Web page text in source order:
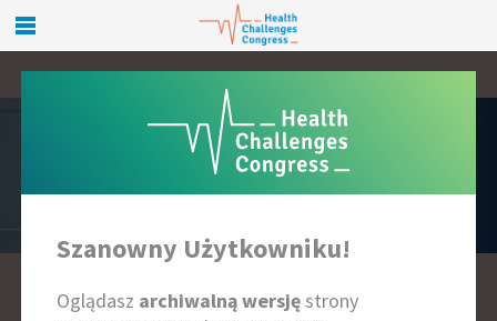
PRELEGENCI
B C D E F G H I J K L Ł M
Szanowny Użytkowniku!
Oglądasz archiwalną wersjęstrony